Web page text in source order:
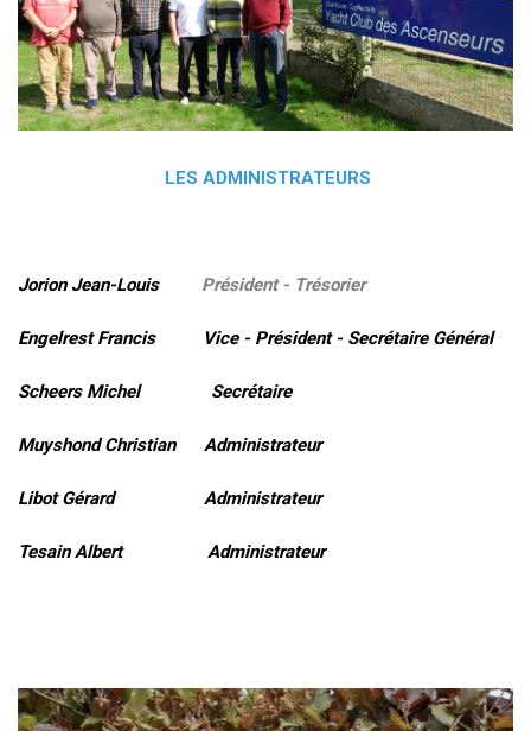
LES ADMINISTRATEURS
Jorion Jean-Louis Président - Trésorier
Engelrest Francis Vice - Président - Secrétaire Général
Scheers Michel Secrétaire
Muyshond Christian Administrateur
Libot Gérard Administrateur
Tesain Albert Administrateur